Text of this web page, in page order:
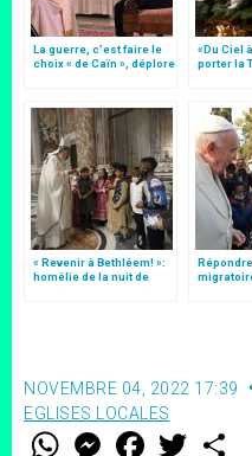
La guerre, c’est faire le
choix « de Caïn », déplore
«Du Ciel
porter la
« Revenir à Bethléem! »:
homélie de la nuit de
Noël (texte complet)
NOVEMBRE 04, 2022 17:39
EGLISES LOCALES
W M F